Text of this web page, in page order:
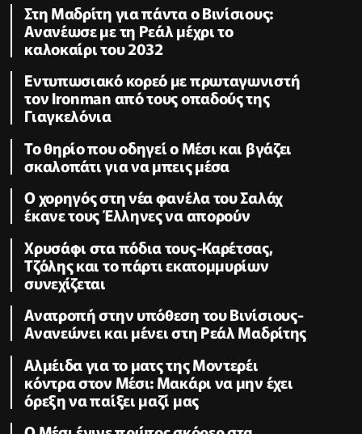
Στη Μαδρίτη για πάντα ο Βινίσιους:
Ανανέωσε με τη Ρεάλ μέχρι το
καλοκαίρι του 2032
Εντυπωσιακό κορεό με πρωταγωνιστή
τον Ironman από τους οπαδούς της
Γιαγκελόνια
Το θηρίο που οδηγεί ο Μέσι και βγάζει
σκαλοπάτι για να μπεις μέσα
Ο χορηγός στη νέα φανέλα του Σαλάχ
έκανε τους Έλληνες να απορούν
Χρυσάφι στα πόδια τους-Καρέτσας,
Τζόλης και το πάρτι εκατομμυρίων
συνεχίζεται
Ανατροπή στην υπόθεση του Βινίσιους-
Ανανεώνει και μένει στη Ρεάλ Μαδρίτης
Αλμέιδα για το ματς της Μοντερέι
κόντρα στον Μέσι: Μακάρι να μην έχει
όρεξη να παίξει μαζί μας